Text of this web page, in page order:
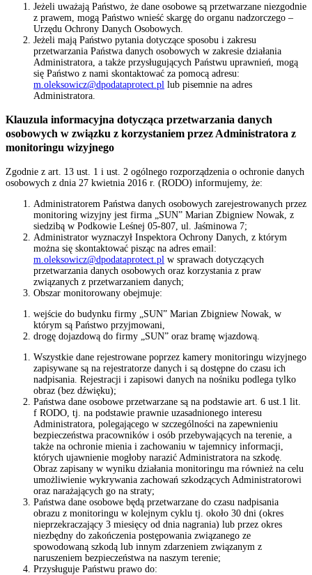
Jeżeli uważają Państwo, że dane osobowe są przetwarzane niezgodnie
z prawem, mogą Państwo wnieść skargę do organu nadzorczego –
Urzędu Ochrony Danych Osobowych.
Jeżeli mają Państwo pytania dotyczące sposobu i zakresu
przetwarzania Państwa danych osobowych w zakresie działania
Administratora, a także przysługujących Państwu uprawnień, mogą
się Państwo z nami skontaktować za pomocą adresu:
m.oleksowicz@dpodataprotect.pl lub pisemnie na adres
Administratora.
Klauzula informacyjna dotycząca przetwarzania danych
osobowych w związku z korzystaniem przez Administratora z
monitoringu wizyjnego
Zgodnie z art. 13 ust. 1 i ust. 2 ogólnego rozporządzenia o ochronie danych
osobowych z dnia 27 kwietnia 2016 r. (RODO) informujemy, że:
Administratorem Państwa danych osobowych zarejestrowanych przez
monitoring wizyjny jest firma „SUN” Marian Zbigniew Nowak, z
siedzibą w Podkowie Leśnej 05-807, ul. Jaśminowa 7;
Administrator wyznaczył Inspektora Ochrony Danych, z którym
można się skontaktować pisząc na adres email:
m.oleksowicz@dpodataprotect.pl w sprawach dotyczących
przetwarzania danych osobowych oraz korzystania z praw
związanych z przetwarzaniem danych;
Obszar monitorowany obejmuje:
wejście do budynku firmy „SUN” Marian Zbigniew Nowak, w
którym są Państwo przyjmowani,
drogę dojazdową do firmy „SUN” oraz bramę wjazdową.
Wszystkie dane rejestrowane poprzez kamery monitoringu wizyjnego
zapisywane są na rejestratorze danych i są dostępne do czasu ich
nadpisania. Rejestracji i zapisowi danych na nośniku podlega tylko
obraz (bez dźwięku);
Państwa dane osobowe przetwarzane są na podstawie art. 6 ust.1 lit.
f RODO, tj. na podstawie prawnie uzasadnionego interesu
Administratora, polegającego w szczególności na zapewnieniu
bezpieczeństwa pracowników i osób przebywających na terenie, a
także na ochronie mienia i zachowaniu w tajemnicy informacji,
których ujawnienie mogłoby narazić Administratora na szkodę.
Obraz zapisany w wyniku działania monitoringu ma również na celu
umożliwienie wykrywania zachowań szkodzących Administratorowi
oraz narażających go na straty;
Państwa dane osobowe będą przetwarzane do czasu nadpisania
obrazu z monitoringu w kolejnym cyklu tj. około 30 dni (okres
nieprzekraczający 3 miesięcy od dnia nagrania) lub przez okres
niezbędny do zakończenia postępowania związanego ze
spowodowaną szkodą lub innym zdarzeniem związanym z
naruszeniem bezpieczeństwa na naszym terenie;
Przysługuje Państwu prawo do: